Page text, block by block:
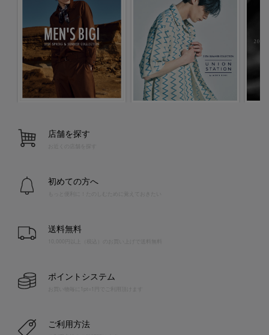
店舗を探す
お近くの店舗を探す
初めての方へ
もっと便利に！たのしむために覚えておきたい
送料無料
10,000円以上（税込）のお買い上げで送料無料
ポイントシステム
お買い物毎に1pt=1円でご利用頂けます
ご利用方法